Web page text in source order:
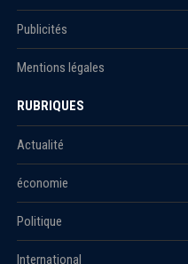
Publicités
Mentions légales
RUBRIQUES
Actualité
économie
Politique
International